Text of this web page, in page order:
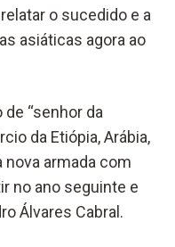
o sucedido e a
asiáticas agora ao
“senhor da
da Etiópia, Arábia,
nova armada com
no ano seguinte e
Álvares Cabral.